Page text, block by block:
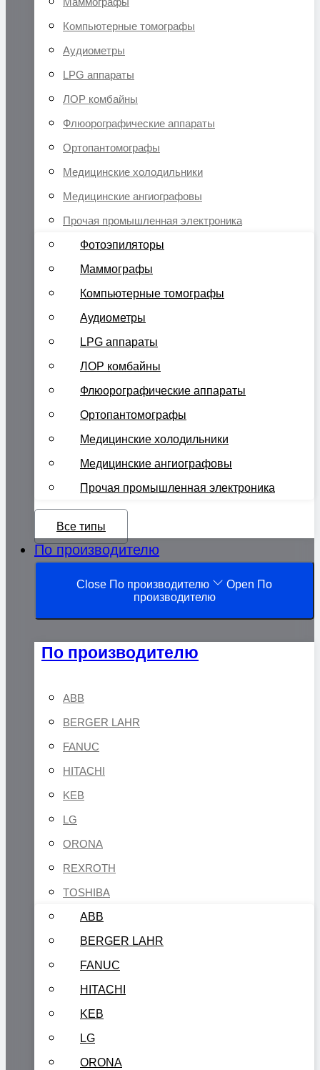
Компьютерные томографы
Аудиометры
LPG аппараты
ЛОР комбайны
Флюорографические аппараты
Ортопантомографы
Медицинские холодильники
Медицинские ангиографовы
Прочая промышленная электроника
Фотоэпиляторы
Маммографы
Компьютерные томографы
Аудиометры
LPG аппараты
ЛОР комбайны
Флюорографические аппараты
Ортопантомографы
Медицинские холодильники
Медицинские ангиографовы
Прочая промышленная электроника
Все типы
По производителю
Close По производителю
Open По
производителю
По производителю
ABB
BERGER LAHR
FANUC
HITACHI
KEB
LG
ORONA
REXROTH
TOSHIBA
ABB
BERGER LAHR
FANUC
HITACHI
KEB
LG
ORONA